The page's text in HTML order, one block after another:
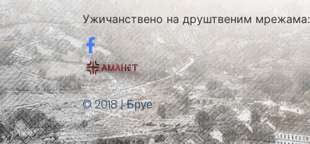
Ужичанствено на друштвеним мрежама:
© 2018 | Бруе